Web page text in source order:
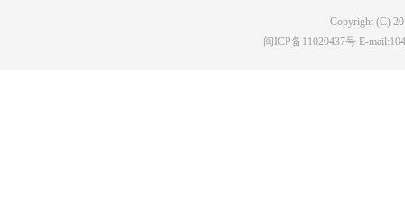
Copyright (C)
闽ICP备11020437号 E-